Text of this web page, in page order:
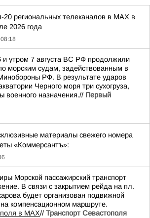
20 региональных телеканалов в MAX в
2026 года
08:18
и утром 7 августа ВС РФ продолжили
морским судам, задействованным в
РФ. В результате ударов
Черного моря три сухогруза,
военного назначения.// Первый
материалы свежего номера
«Коммерсантъ»:
Морской пассажирский транспорт
В связи с закрытием рейда на пл.
будет организован подвижной
компенсационном маршруте.
в MAX// Транспорт Севастополя